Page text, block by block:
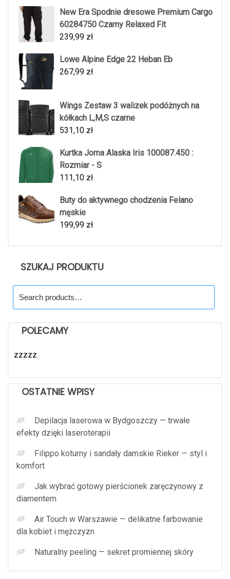
New Era Spodnie dresowe Premium Cargo
60284750 Czarny Relaxed Fit
239,99 zł
Lowe Alpine Edge 22 Heban Eb
267,99 zł
Wings Zestaw 3 walizek podóżnych na
kółkach L,M,S czarne
531,10 zł
Kurtka Joma Alaska Iris 100087.450 :
Rozmiar - S
111,10 zł
Buty do aktywnego chodzenia Felano
męskie
199,99 zł
SZUKAJ PRODUKTU
for:
POLECAMY
zzzzz
OSTATNIE WPISY
Depilacja laserowa w Bydgoszczy — trwałe
efekty dzięki laseroterapii
Filippo koturny i sandały damskie Rieker — styl i
komfort
Jak wybrać gotowy pierścionek zaręczynowy z
diamentem
Air Touch w Warszawie — delikatne farbowanie
dla kobiet i mężczyzn
Naturalny peeling — sekret promiennej skóry